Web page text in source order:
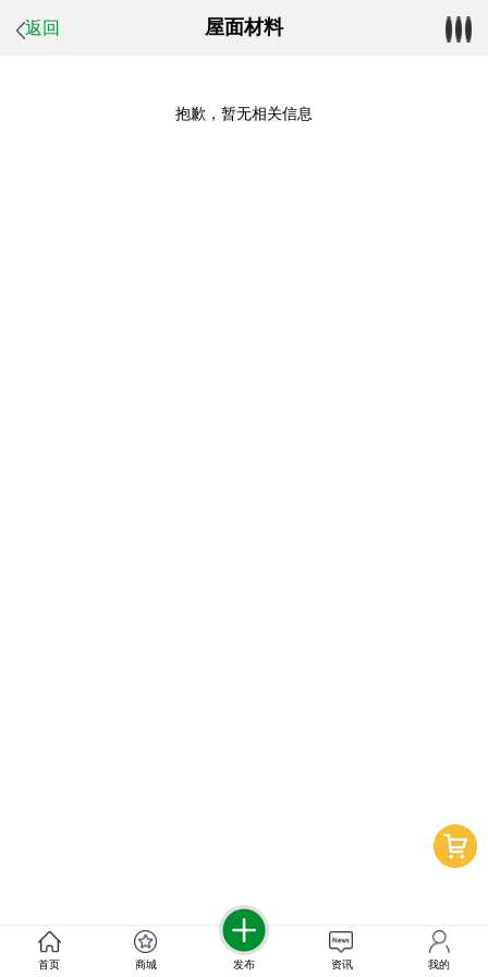
返回 屋面材料
抱歉，暂无相关信息
首页 商城 发布 资讯 我的